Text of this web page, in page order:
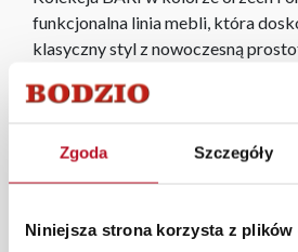
Zgoda Szczegóły
Niniejsza strona korzysta z plików
funkcjonalna linia mebli, która
klasyczny styl z nowoczesną
drewna wprowadza do wnętrza
charakter, podkreślając
staranne wykończenie sprawiają,
BARI świetnie sprawdzą się
estetykę, trwałość i komfort